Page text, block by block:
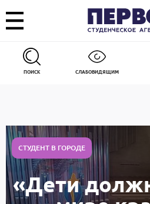
ПОИСК СЛАБОВИДЯЩИМ
СТУДЕНТ В ГОРОДЕ
«Дети